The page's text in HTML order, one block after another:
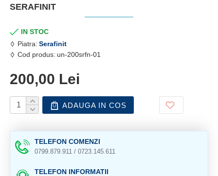
SERAFINIT
IN STOC
Piatra: Serafinit
Cod produs: un-200srfn-01
200,00 Lei
ADAUGA IN COS
TELEFON COMENZI
0799.879.911 / 0723.145.611
TELEFON INFORMATII